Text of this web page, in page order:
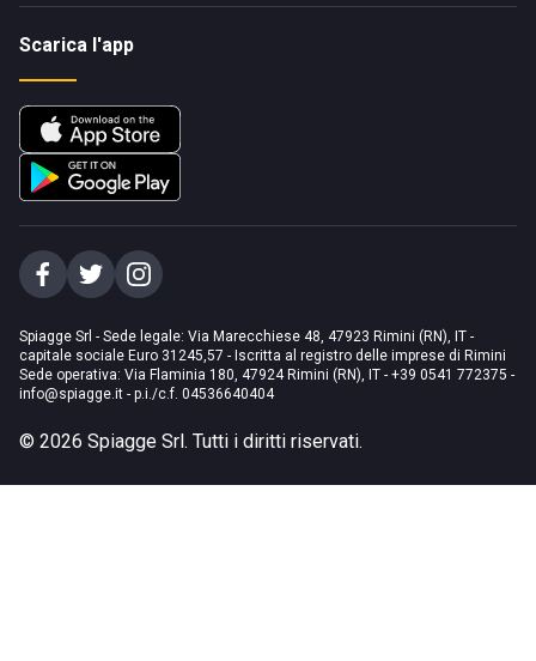
Scarica l'app
Spiagge Srl - Sede legale: Via Marecchiese 48, 47923 Rimini (RN), IT -
capitale sociale Euro 31245,57 - Iscritta al registro delle imprese di Rimini
Sede operativa: Via Flaminia 180, 47924 Rimini (RN), IT - +39 0541 772375 -
info@spiagge.it - p.i./c.f. 04536640404
© 2026 Spiagge Srl. Tutti i diritti riservati.